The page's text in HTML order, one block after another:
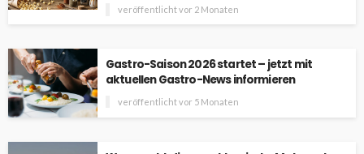
veröffentlicht vor 2 Monaten
Gastro-Saison 2026 startet – jetzt mit
aktuellen Gastro-News informieren
veröffentlicht vor 5 Monaten